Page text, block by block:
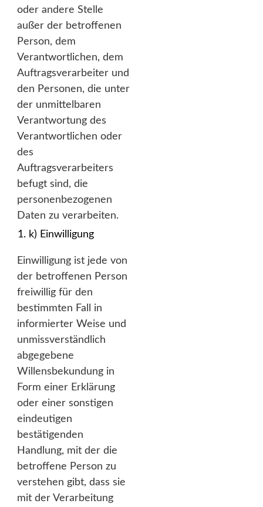
oder andere Stelle
außer der betroffenen
Person, dem
Verantwortlichen, dem
Auftragsverarbeiter und
den Personen, die unter
der unmittelbaren
Verantwortung des
Verantwortlichen oder
des
Auftragsverarbeiters
befugt sind, die
personenbezogenen
Daten zu verarbeiten.
k) Einwilligung
Einwilligung ist jede von
der betroffenen Person
freiwillig für den
bestimmten Fall in
informierter Weise und
unmissverständlich
abgegebene
Willensbekundung in
Form einer Erklärung
oder einer sonstigen
eindeutigen
bestätigenden
Handlung, mit der die
betroffene Person zu
verstehen gibt, dass sie
mit der Verarbeitung